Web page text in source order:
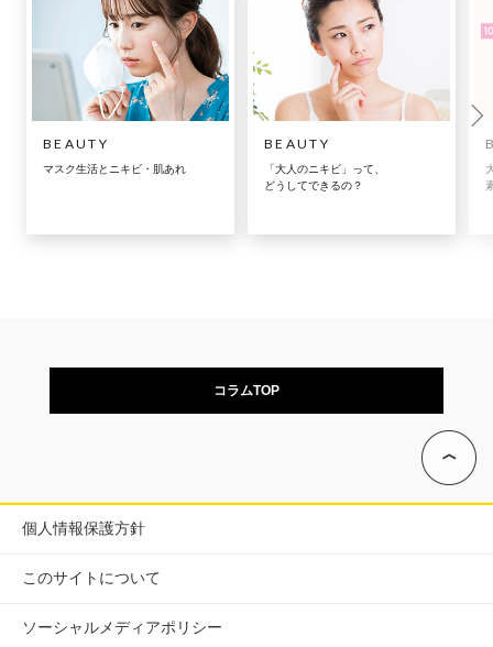
BEAUTY
マスク生活とニキビ・肌あれ
BEAUTY
「大人のニキビ」って、
どうしてできるの？
コラムTOP
個人情報保護方針
このサイトについて
ソーシャルメディアポリシー